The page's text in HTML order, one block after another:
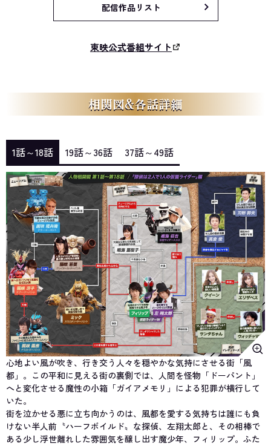
配信作品リスト
東映公式番組サイト
相関図&各話詳細
1話～18話 19話～36話 37話～49話
心地よい風が吹き、行き交う人々を穏やかな気持にさせる街「風
都」。この平和に見える街の裏側では、人間を怪物「ドーパント」
へと変化させる魔性の小箱「ガイアメモリ」による犯罪が横行して
いた。
街を泣かせる悪に立ち向かうのは、風都を愛する気持ちは誰にも負
けない半人前〝ハーフボイルド〟な探偵、左翔太郎と、その相棒で
ある少し浮世離れした雰囲気を醸し出す魔少年、フィリップ。ふた